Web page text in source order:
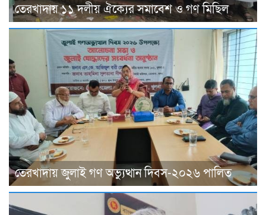
তেরখাদায় ১১ দলীয় ঐক্যের সমাবেশ ও গণ মিছিল
তেরখাদায় জুলাই গণ অভ্যুত্থান দিবস-২০২৬ পালিত